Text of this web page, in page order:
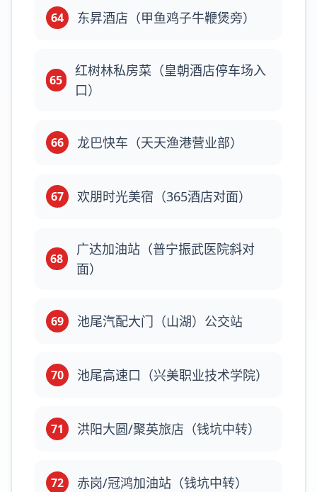
64 东昇酒店（甲鱼鸡子牛鞭煲旁）
65
红树林私房菜（皇朝酒店停车场入
口）
66 龙巴快车（天天渔港营业部）
67 欢朋时光美宿（365酒店对面）
68
广达加油站（普宁振武医院斜对
面）
69 池尾汽配大门（山湖）公交站
70 池尾高速口（兴美职业技术学院）
71 洪阳大圆/聚英旅店（钱坑中转）
72 赤岗/冠鸿加油站（钱坑中转）